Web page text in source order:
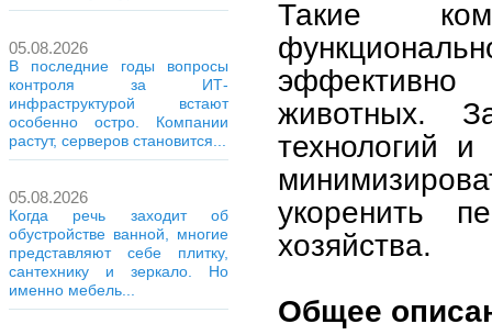
05.08.2026
В последние годы вопросы
контроля за ИТ-
инфраструктурой встают
особенно остро. Компании
растут, серверов становится...
05.08.2026
Когда речь заходит об
обустройстве ванной, многие
представляют себе плитку,
сантехнику и зеркало. Но
именно мебель...
Такие
эффективно
животных.
технологий
укоренить
хозяйства.
Общее